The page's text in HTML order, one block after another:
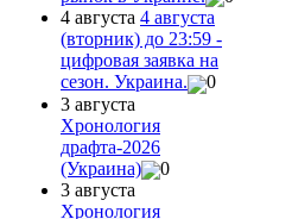
4 августа 4 августа
(вторник) до 23:59 -
цифровая заявка на
сезон. Украина.
0
3 августа
Хронология
драфта-2026
(Украина)
0
3 августа
Хронология